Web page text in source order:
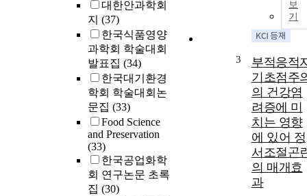
대한안과학회
지 (37)
한국식품영양
과학회 학술대회
발표집 (34)
한국대기환경
학회 학술대회논
문집 (33)
Food Science
and Preservation
(33)
한국공업화학
회 연구논문 초록
집 (30)
보
기
3
부적응적
기초점주
의 건강염
려증에 미
치는 영향
에 있어 정
서조절곤
의 매개효
과